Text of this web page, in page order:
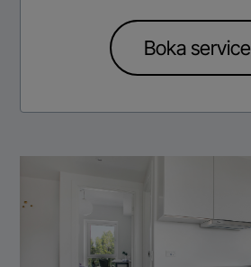
Boka service